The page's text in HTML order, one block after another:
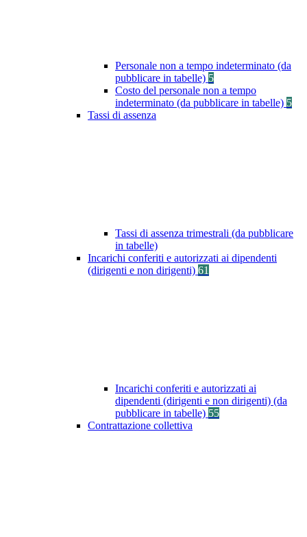
Personale non a tempo indeterminato (da
pubblicare in tabelle) 5
Costo del personale non a tempo
indeterminato (da pubblicare in tabelle) 5
Tassi di assenza
Tassi di assenza trimestrali (da pubblicare
in tabelle)
Incarichi conferiti e autorizzati ai dipendenti
(dirigenti e non dirigenti) 61
Incarichi conferiti e autorizzati ai
dipendenti (dirigenti e non dirigenti) (da
pubblicare in tabelle) 55
Contrattazione collettiva